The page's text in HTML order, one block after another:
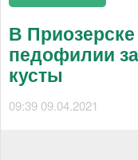
В
педофилии
кусты
09:39 09.04.2021